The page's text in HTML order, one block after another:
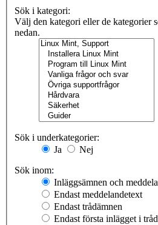
Sök i kategori:
Välj den kategori eller de kategorier
nedan.
Sök i underkategorier:
Ja
Nej
Sök inom:
Inläggsämnen och
Endast meddelandetext
Endast trådämnen
Endast första inlägget i